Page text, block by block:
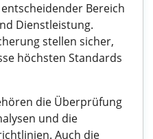
Bereich
Dienstleistung.
stellen sicher,
höchsten Standards
die Überprüfung
und die
Auch die